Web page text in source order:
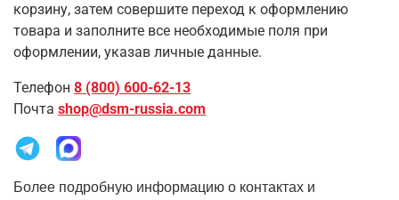
корзину, затем совершите переход к оформлению
товара и заполните все необходимые поля при
оформлении, указав личные данные.
Телефон 8 (800) 600-62-13
Почта shop@dsm-russia.com
Более подробную информацию о контактах и